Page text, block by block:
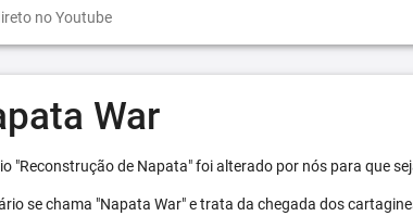
no Youtube
War
"Reconstrução de Napata" foi alterado por nós para que
se chama "Napata War" e trata da chegada dos